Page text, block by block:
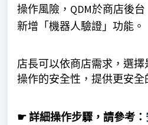
操作風險，QDM於商店後
新增「機器人驗證」功能。
店長可以依商店需求，選
操作的安全性， 提供更安全
☛ 詳細操作步驟，請參考：